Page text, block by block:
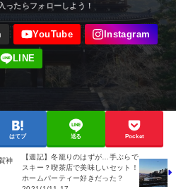
はてブ 送る Pocket
神
【週記】冬籠りのはずが…手ぶらで
スキー？喫茶店で美味しいセット！
ホームパーティー好きだった？